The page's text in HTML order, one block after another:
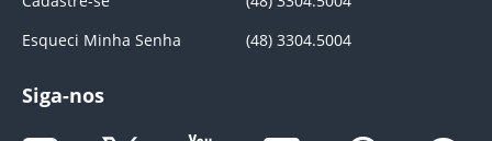
Esqueci Minha Senha
(48) 3304.5004
Siga-nos